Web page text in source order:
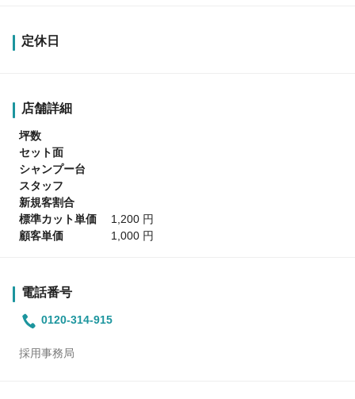
定休日
店舗詳細
坪数
セット面
シャンプー台
スタッフ
新規客割合
標準カット単価
1,200 円
顧客単価
1,000 円
電話番号
0120-314-915
採用事務局